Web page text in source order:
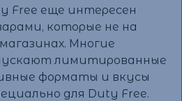
Free еще интересен
которые не на
Многие
лимитированные
форматы и вкусы
для Duty Free.